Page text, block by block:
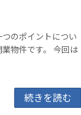
のポイントについ
物件です。 今回は
続きを読む